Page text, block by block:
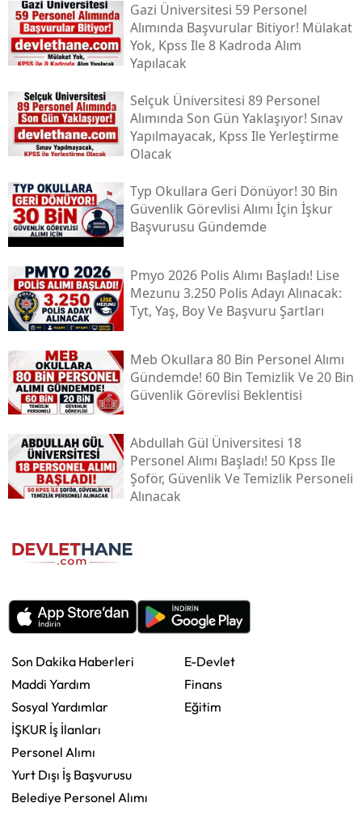
Gazi Üniversitesi 59 Personel
Alımında Başvurular Bitiyor! Mülakat
Yok, Kpss Ile 8 Kadroda Alım
Yapılacak
Selçuk Üniversitesi 89 Personel
Alımında Son Gün Yaklaşıyor! Sınav
Yapılmayacak, Kpss Ile Yerleştirme
Olacak
Typ Okullara Geri Dönüyor! 30 Bin
Güvenlik Görevlisi Alımı İçin İşkur
Başvurusu Gündemde
Pmyo 2026 Polis Alımı Başladı! Lise
Mezunu 3.250 Polis Adayı Alınacak:
Tyt, Yaş, Boy Ve Başvuru Şartları
Meb Okullara 80 Bin Personel Alımı
Gündemde! 60 Bin Temizlik Ve 20 Bin
Güvenlik Görevlisi Beklentisi
Abdullah Gül Üniversitesi 18
Personel Alımı Başladı! 50 Kpss Ile
Şoför, Güvenlik Ve Temizlik Personeli
Alınacak
Son Dakika Haberleri
Maddi Yardım
Sosyal Yardımlar
İŞKUR İş İlanları
Personel Alımı
Yurt Dışı İş Başvurusu
Belediye Personel Alımı
E-Devlet
Finans
Eğitim